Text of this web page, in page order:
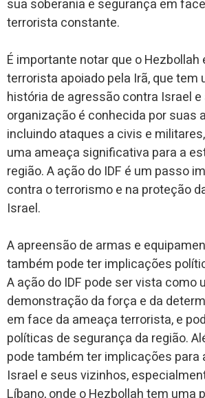
sua soberania e segurança em
terrorista constante.
É importante notar que o Hezbollah
terrorista apoiado pela Irã, que tem
história de agressão contra Israel e
organização é conhecida por suas
incluindo ataques a civis e
uma ameaça significativa para a
região. A ação do IDF é um passo
contra o terrorismo e na proteção
Israel.
A apreensão de armas e
também pode ter implicações
A ação do IDF pode ser vista como
demonstração da força e da
em face da ameaça terrorista, e
políticas de segurança da região.
pode também ter implicações para
Israel e seus vizinhos,